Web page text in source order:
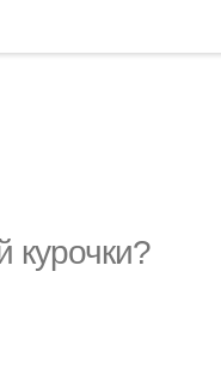
курочки?